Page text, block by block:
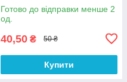
Готово до відправки менше 2
од.
40,50 ₴ 50 ₴
Купити